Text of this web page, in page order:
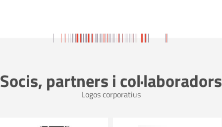
Socis, partners i col·laboradors
Logos corporatius